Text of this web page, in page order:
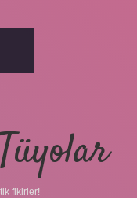
fikirler!